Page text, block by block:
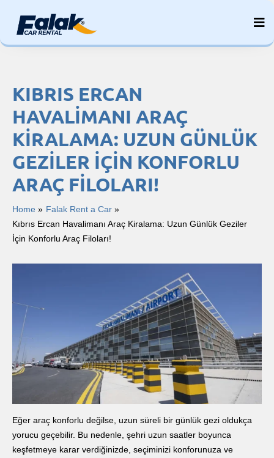
content
KIBRIS ERCAN
HAVALIMANI ARAÇ
KIRALAMA: UZUN GÜNLÜK
GEZILER İÇIN KONFORLU
ARAÇ FILOLARI!
Home
Falak Rent a Car
Kıbrıs Ercan Havalimanı Araç Kiralama: Uzun Günlük Geziler
İçin Konforlu Araç Filoları!
Eğer araç konforlu değilse, uzun süreli bir günlük gezi oldukça
yorucu geçebilir. Bu nedenle, şehri uzun saatler boyunca
keşfetmeye karar verdiğinizde, seçiminizi konforunuza ve